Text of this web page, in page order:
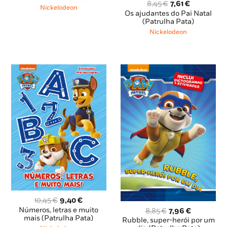
era:
Nickelodeon 8,45€ O
preço
original
era:
7,61€O
preço
atual
Os ajudantes do Pai Natal
(Patrulha Pata)
Nickelodeon
10,45€ O
preço
original
9,40€O
preço
atual
Números, letras e muito
mais (Patrulha Pata)
8,85€ O
preço
7,96€O
preço
Rubble, super-herói por um